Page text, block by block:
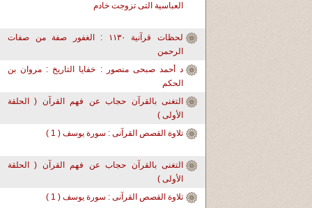
العباسية التى تزوجت خادم
لحظات قرآنية ١١٣٠ : الغفور صفة من صفات
الرحمن
د أحمد صبحى منصور : خفايا التاريخ : مروان بن
الحكم
التغنى بالقرآن حجاب عن فهم القرآن ( الحلقة
الأولى )
تلاوة القصص القرآنى : سورة يوسف ( 1 )
التغنى بالقرآن حجاب عن فهم القرآن ( الحلقة
الأولى )
تلاوة القصص القرآنى : سورة يوسف ( 1 )